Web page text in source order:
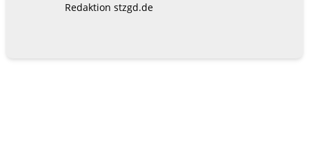
Redaktion stzgd.de